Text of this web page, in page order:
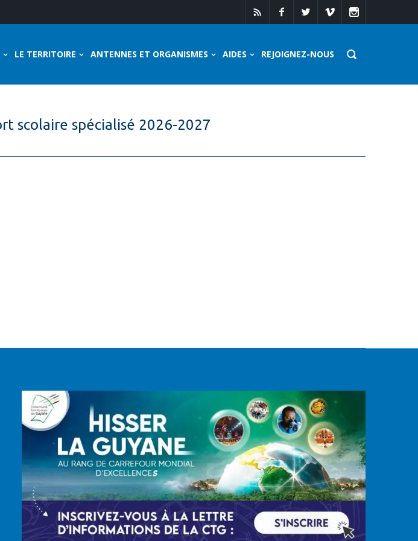
LE TERRITOIRE ANTENNES ET ORGANISMES AIDES REJOIGNEZ-NOUS
scolaire spécialisé 2026-2027